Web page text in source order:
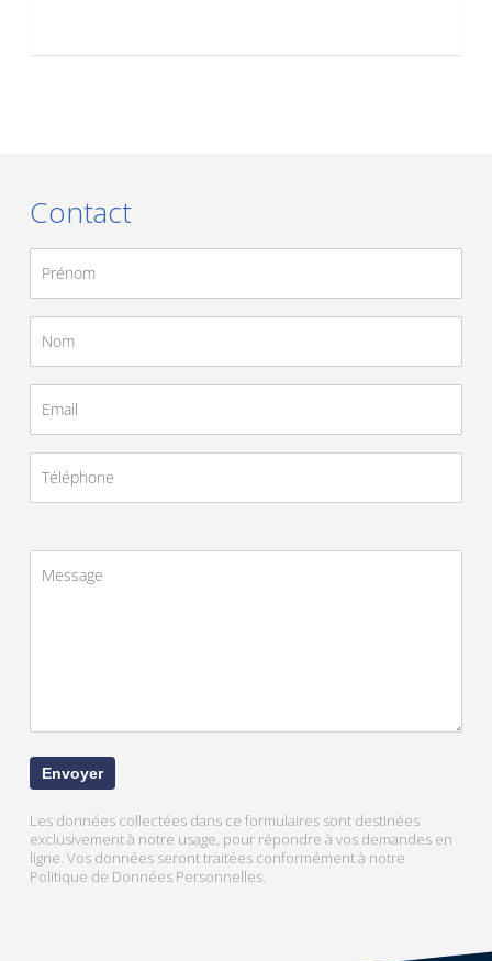
Contact
Les données collectées dans ce formulaires sont destinées
exclusivement à notre usage, pour répondre à vos demandes en
ligne. Vos données seront traitées conformément à notre
Politique de Données Personnelles.